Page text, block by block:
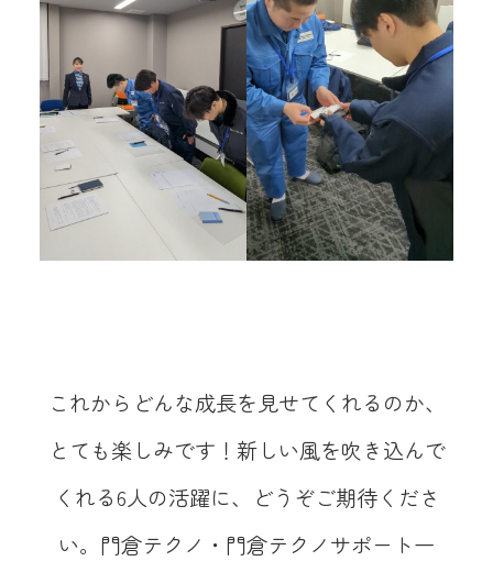
これからどんな成長を見せてくれるのか、
とても楽しみです！新しい風を吹き込んで
くれる6人の活躍に、どうぞご期待くださ
い。門倉テクノ・門倉テクノサポート一